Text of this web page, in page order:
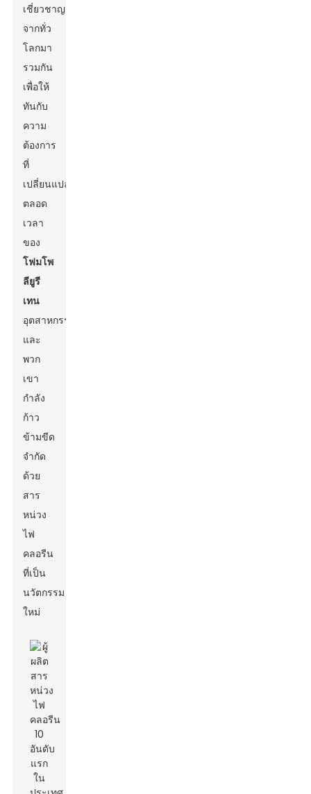
เชี่ยวชาญ
จากทั่ว
โลกมา
รวมกัน
เพื่อให้
ทันกับ
ความ
ต้องการ
ที่
เปลี่ยนแปลง
ตลอด
เวลา
ของ
โฟมโพ
ลียูรี
เทน
อุตสาหกรรม
และ
พวก
เขา
กำลัง
ก้าว
ข้ามขีด
จำกัด
ด้วย
สาร
หน่วง
ไฟ
คลอรีน
ที่เป็น
นวัตกรรม
ใหม่